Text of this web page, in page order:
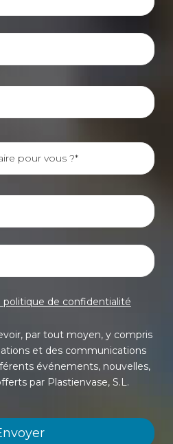
politique de confidentialité
par tout moyen, y compris
et des communications
événements, nouvelles,
par Plastienvase, S.L.